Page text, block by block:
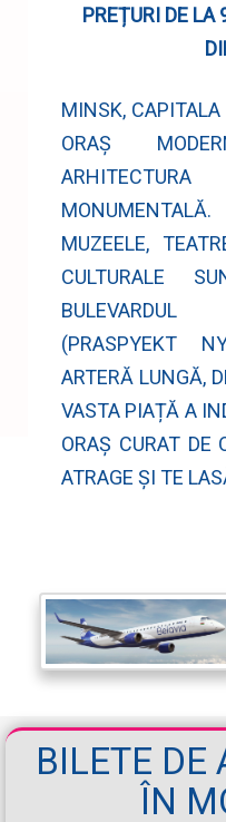
PREȚURI DE LA
MINSK, CAPITALA
ORAȘ
MUZEELE,
CULTURALE
(PRASPYEKT
ARTERĂ LUNGĂ,
VASTA PIAȚĂ A
ORAȘ CURAT DE
ATRAGE ȘI TE
BILETE DE
ÎN